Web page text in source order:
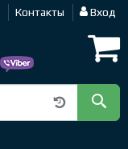
Контакты Вход